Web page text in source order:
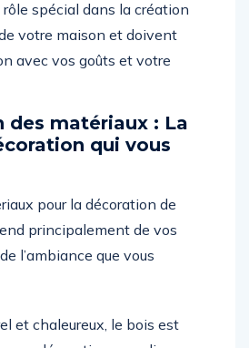
spécial dans la création
votre maison et doivent
avec vos goûts et votre
des matériaux : La
qui vous
pour la décoration de
principalement de vos
l’ambiance que vous
et chaleureux, le bois est